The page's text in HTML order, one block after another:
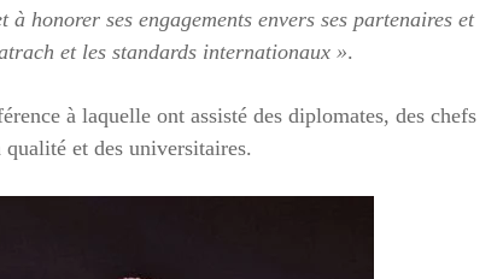
honorer ses engagements envers ses partenaires et
et les standards internationaux ».
à laquelle ont assisté des diplomates, des chefs
et des universitaires.